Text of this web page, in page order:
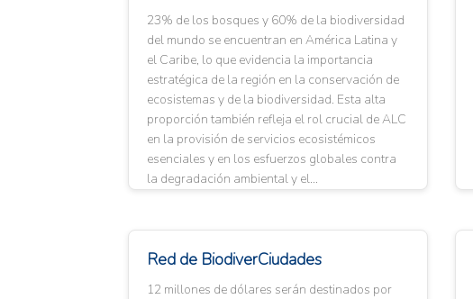
23% de los bosques y 60% de la biodiversidad
del mundo se encuentran en América Latina y
el Caribe, lo que evidencia la importancia
estratégica de la región en la conservación de
ecosistemas y de la biodiversidad. Esta alta
proporción también refleja el rol crucial de ALC
en la provisión de servicios ecosistémicos
esenciales y en los esfuerzos globales contra
la degradación ambiental y el...
Red de BiodiverCiudades
12 millones de dólares serán destinados por